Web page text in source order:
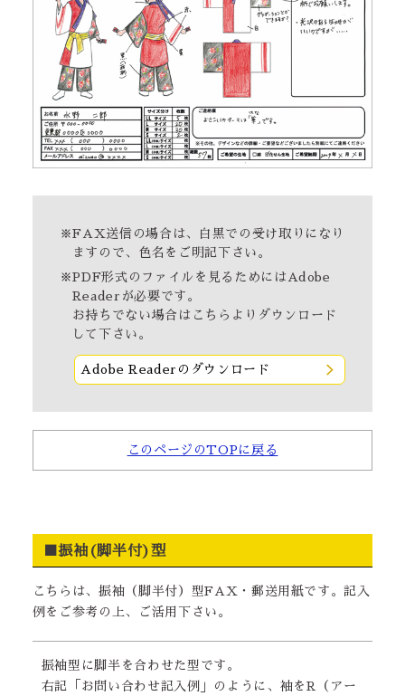
※FAX送信の場合は、白黒での受け取りになり
ますので、色名をご明記下さい。
※PDF形式のファイルを見るためにはAdobe
Readerが必要です。
お持ちでない場合は こちら よりダウンロード
して下さい。
Adobe Readerのダウンロード
このページのTOPに戻る
■振袖(脚半付)型
こちらは、振袖（脚半付）型FAX・郵送用紙です。記入
例をご参考の上、ご活用下さい。
振袖型に脚半を合わせた型です。
右記「お問い合わせ記入例」のように、袖をR（アー